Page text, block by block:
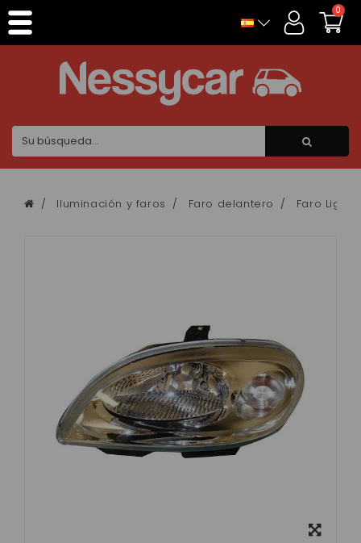
0
Iluminación y faros Faro delantero Faro Ligier
Panel de gestión de cookies